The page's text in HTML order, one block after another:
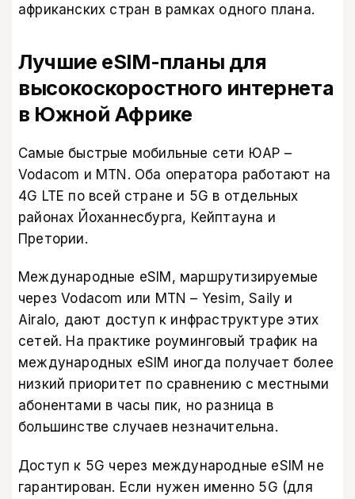
африканских стран в рамках одного плана.
Лучшие eSIM-планы для
высокоскоростного интернета
в Южной Африке
Самые быстрые мобильные сети ЮАР –
Vodacom и MTN. Оба оператора работают на
4G LTE по всей стране и 5G в отдельных
районах Йоханнесбурга, Кейптауна и
Претории.
Международные eSIM, маршрутизируемые
через Vodacom или MTN – Yesim, Saily и
Airalo, дают доступ к инфраструктуре этих
сетей. На практике роуминговый трафик на
международных eSIM иногда получает более
низкий приоритет по сравнению с местными
абонентами в часы пик, но разница в
большинстве случаев незначительна.
Доступ к 5G через международные eSIM не
гарантирован. Если нужен именно 5G (для